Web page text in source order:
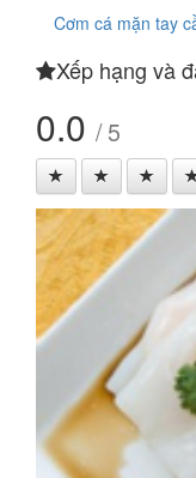
Cơm cá mặn tay
Xếp hạng và
0.0 / 5